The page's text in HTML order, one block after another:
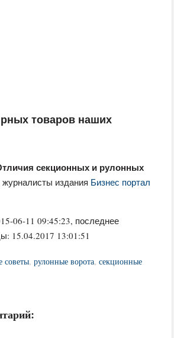
товаров наших
секционных и рулонных
журналисты издания Бизнес портал
06-11 09:45:23, последнее
15.04.2017 13:01:51
советы,рулонные ворота,секционные